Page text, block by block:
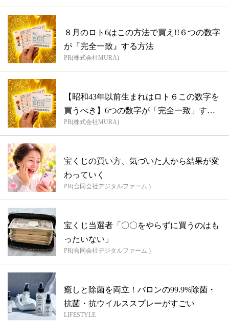
８月のロト6はこの方法で買え!!６つの数字
が『完全一致』する方法
PR(株式会社MURA)
【昭和43年以前生まれはロト６この数字を
買うべき】6つの数字が「完全一致」する
方...
PR(株式会社MURA)
宝くじの買い方、気づいた人から結果が変
わっていく
PR(合同会社デジタルファーム )
宝くじ当選者「〇〇をやらずに買うのはも
ったいない」
PR(合同会社デジタルファーム )
癒しと除菌を両立！バロンの99.9%除菌・
抗菌・抗ウイルススプレーがすごい
LIFESTYLE